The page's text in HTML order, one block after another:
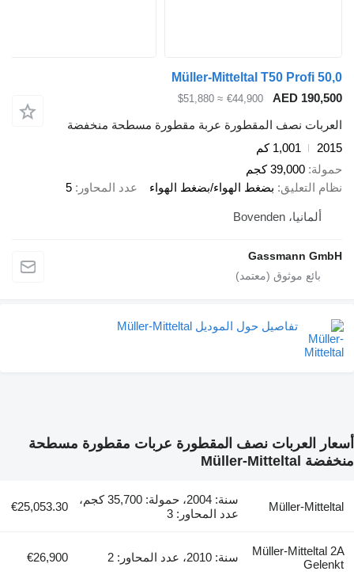
Müller-Mitteltal T50 Profi 50,0
AED 190,500
€44,900
≈ $51,880
العربات نصف المقطورة عربة مقطورة مسطحة منخفضة
2015
1,001 كم
حمولة 39,000 كجم
نظام التعليق بضغط الهواء/بضغط الهواء عدد المحاور 5
ألمانيا، Bovenden
Gassmann GmbH
تفاصيل حول الموديل Müller-Mitteltal
أسعار العربات نصف المقطورة عربات مقطورة مسطحة
منخفضة Müller-Mitteltal
Müller-Mitteltal
سنة: 2004، حمولة: 35,700 كجم،
عدد المحاور: 3
€25,053.30
Müller-Mitteltal 2A
Gelenkt
سنة: 2010، عدد المحاور: 2 €26,900